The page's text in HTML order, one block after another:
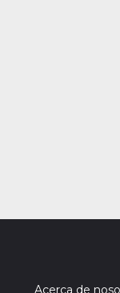
Acerca de